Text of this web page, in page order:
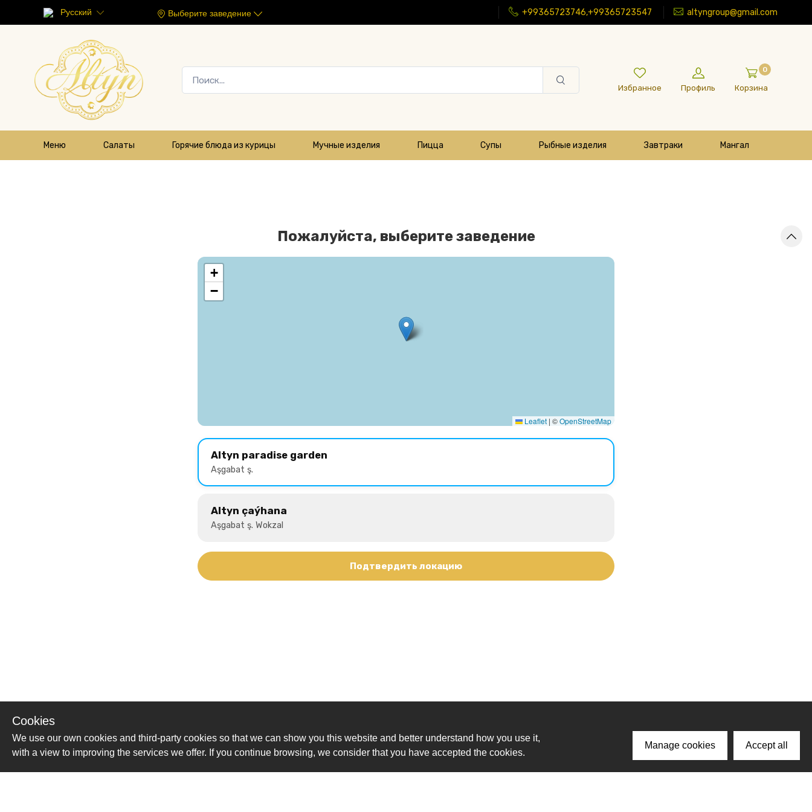
Русский Выберите заведение +99365723746,+99365723547 altyngroup@gmail.com
Избранное Профиль
0
Корзина
Меню Салаты Горячие блюда из курицы Мучные изделия Пицца Супы Рыбные изделия Завтраки Мангал
Пожалуйста, выберите заведение
+
−
Leaflet | ©OpenStreetMap
Altyn paradise garden
Aşgabat ş.
Altyn çaýhana
Aşgabat ş. Wokzal
Подтвердить локацию
Cookies
We use our own cookies and third-party cookies so that we can show you this website and better understand how you use it,
with a view to improving the services we offer. If you continue browsing, we consider that you have accepted the cookies.
Manage cookies Accept all